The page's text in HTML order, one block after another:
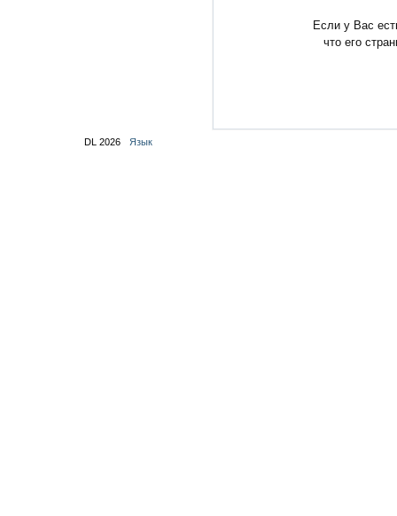
Если у Вас
что его
DL 2026 Язык